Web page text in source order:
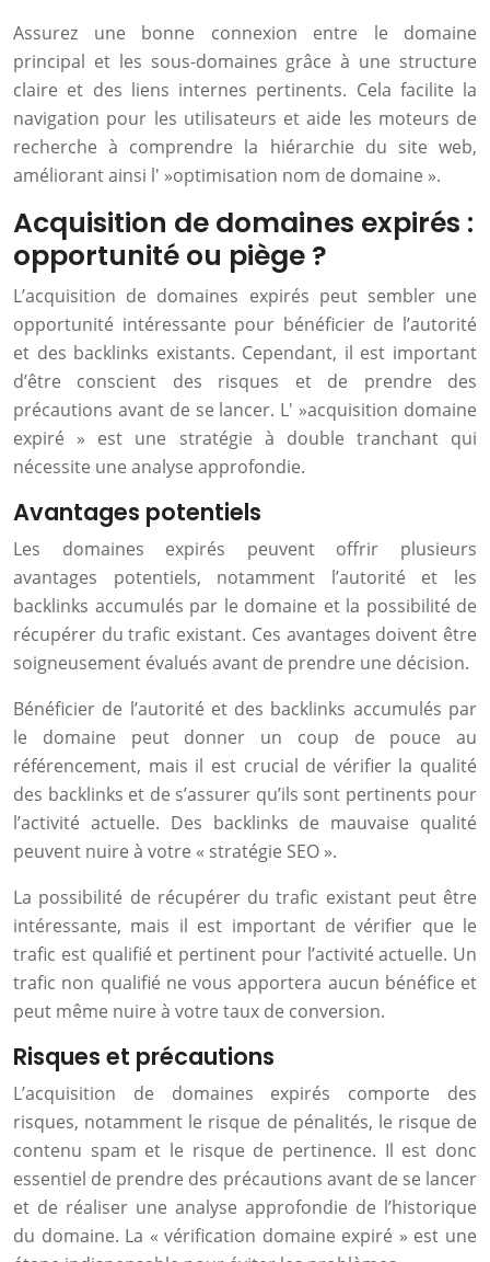
Assurez une bonne connexion entre le domaine
principal et les sous-domaines grâce à une structure
claire et des liens internes pertinents. Cela facilite la
navigation pour les utilisateurs et aide les moteurs de
recherche à comprendre la hiérarchie du site web,
améliorant ainsi l' »optimisation nom de domaine ».
Acquisition de domaines expirés :
opportunité ou piège ?
L’acquisition de domaines expirés peut sembler une
opportunité intéressante pour bénéficier de l’autorité
et des backlinks existants. Cependant, il est important
d’être conscient des risques et de prendre des
précautions avant de se lancer. L' »acquisition domaine
expiré » est une stratégie à double tranchant qui
nécessite une analyse approfondie.
Avantages potentiels
Les domaines expirés peuvent offrir plusieurs
avantages potentiels, notamment l’autorité et les
backlinks accumulés par le domaine et la possibilité de
récupérer du trafic existant. Ces avantages doivent être
soigneusement évalués avant de prendre une décision.
Bénéficier de l’autorité et des backlinks accumulés par
le domaine peut donner un coup de pouce au
référencement, mais il est crucial de vérifier la qualité
des backlinks et de s’assurer qu’ils sont pertinents pour
l’activité actuelle. Des backlinks de mauvaise qualité
peuvent nuire à votre « stratégie SEO ».
La possibilité de récupérer du trafic existant peut être
intéressante, mais il est important de vérifier que le
trafic est qualifié et pertinent pour l’activité actuelle. Un
trafic non qualifié ne vous apportera aucun bénéfice et
peut même nuire à votre taux de conversion.
Risques et précautions
L’acquisition de domaines expirés comporte des
risques, notamment le risque de pénalités, le risque de
contenu spam et le risque de pertinence. Il est donc
essentiel de prendre des précautions avant de se lancer
et de réaliser une analyse approfondie de l’historique
du domaine. La « vérification domaine expiré » est une